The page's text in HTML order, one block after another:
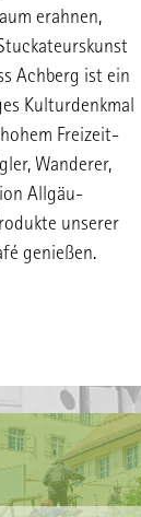
erahnen,
Achberg ist ein
Kulturdenkmal
Freizeit-
Wanderer,
Allgäu-
unserer
genießen.